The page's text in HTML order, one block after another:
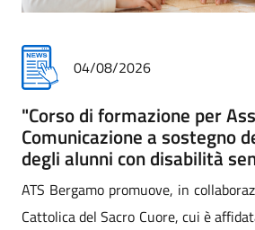
28/07/2026
Prima Azienda Sanitaria -
XV° rapporto nazionale
Legambiente
Nella cornice del Palazzo Senatorio
il 23 luglio